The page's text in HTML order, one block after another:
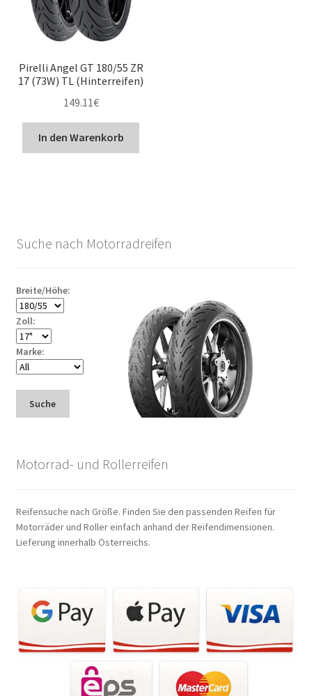
Pirelli Angel GT 180/55 ZR
17 (73W) TL (Hinterreifen)
149.11€
In den Warenkorb
Suche nach Motorradreifen
Breite/Höhe:
Zoll:
Marke:
Suche
Motorrad- und Rollerreifen
Reifensuche nach Größe. Finden Sie den passenden Reifen für
Motorräder und Roller einfach anhand der Reifendimensionen.
Lieferung innerhalb Österreichs.